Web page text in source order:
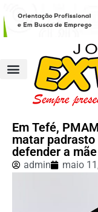
Em Tefé,
matar
defender a mãe
admin maio